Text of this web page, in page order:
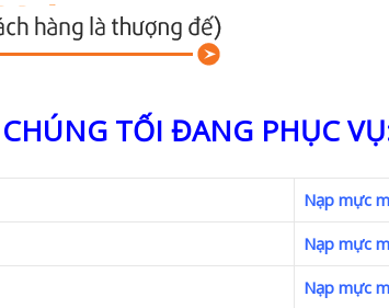
TỐI ĐANG PHỤC
Nạp mực
Nạp mực
Nạp mực